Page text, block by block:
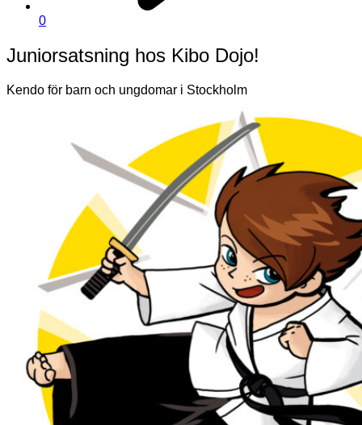
0
Juniorsatsning hos Kibo Dojo!
Kendo för barn och ungdomar i Stockholm